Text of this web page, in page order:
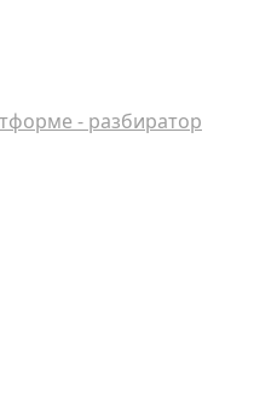
- разбиратор